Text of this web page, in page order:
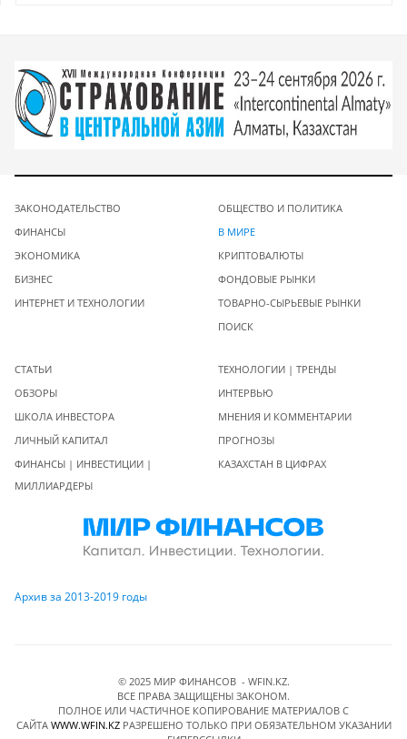
ЗАКОНОДАТЕЛЬСТВО
ФИНАНСЫ
ЭКОНОМИКА
БИЗНЕС
ИНТЕРНЕТ И ТЕХНОЛОГИИ
ОБЩЕСТВО И ПОЛИТИКА
В МИРЕ
КРИПТОВАЛЮТЫ
ФОНДОВЫЕ РЫНКИ
ТОВАРНО-СЫРЬЕВЫЕ РЫНКИ
ПОИСК
СТАТЬИ
ОБЗОРЫ
ШКОЛА ИНВЕСТОРА
ЛИЧНЫЙ КАПИТАЛ
ФИНАНСЫ | ИНВЕСТИЦИИ |
МИЛЛИАРДЕРЫ
ТЕХНОЛОГИИ | ТРЕНДЫ
ИНТЕРВЬЮ
МНЕНИЯ И КОММЕНТАРИИ
ПРОГНОЗЫ
КАЗАХСТАН В ЦИФРАХ
Архив за 2013-2019 годы
© 2025 МИР ФИНАНСОВ - WFIN.KZ.
ВСЕ ПРАВА ЗАЩИЩЕНЫ ЗАКОНОМ.
ПОЛНОЕ ИЛИ ЧАСТИЧНОЕ КОПИРОВАНИЕ МАТЕРИАЛОВ C
САЙТА WWW.WFIN.KZРАЗРЕШЕНО ТОЛЬКО ПРИ ОБЯЗАТЕЛЬНОМ УКАЗАНИИ